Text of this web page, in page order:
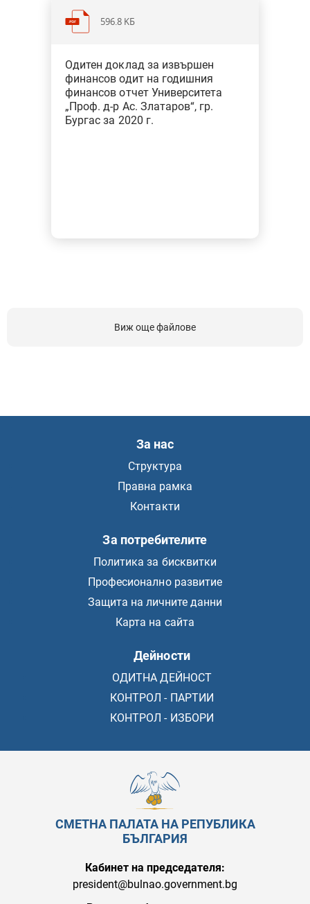
596.8 KБ
спорт, култура, медии
Тип: Финансов одит
Одитен доклад за извършен
финансов одит на годишния
финансов отчет Университета
„Проф. д-р Ас. Златаров“, гр.
Бургас за 2020 г.
Виж още файлове
За нас
Структура
Правна рамка
Контакти
За потребителите
Политика за бисквитки
Професионално развитие
Защита на личните данни
Карта на сайта
Дейности
ОДИТНА ДЕЙНОСТ
КОНТРОЛ - ПАРТИИ
КОНТРОЛ - ИЗБОРИ
СМЕТНА ПАЛАТА НА РЕПУБЛИКА
БЪЛГАРИЯ
Кабинет на председателя:
president@bulnao.government.bg